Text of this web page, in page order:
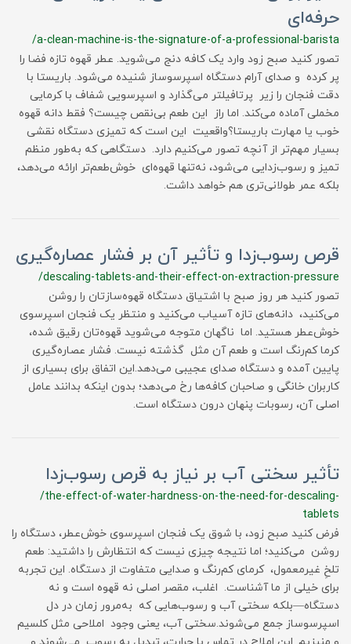
حرفه‌ای
/a-clean-machine-is-the-signature-of-a-professional-barista
​​​​تصور کنید صبح زود وارد یک کافه دنج می‌شوید. عطر قهوه تازه فضا را
پر کرده و صدای آرام دستگاه اسپرسوساز شنیده می‌شود. باریستا با
دقت فنجان را زیر پرتافیلتر می‌گذارد و اسپرسویی شفاف با کرمایی
مخملی آماده می‌کند. اما راز این طعم بی‌نقص چیست؟ فقط دانه قهوه
خوب یا مهارت باریستا؟واقعیت این است که تمیزی دستگاه نقشی
بسیار مهم‌تر از آنچه تصور می‌کنیم دارد. دستگاهی که به‌طور منظم
تمیز و رسوب‌زدایی می‌شود، نه‌تنها قهوه‌ای خوش‌طعم‌تر ارائه می‌دهد،
بلکه عمر طولانی‌تری هم خواهد داشت.
قرص رسوب‌زدا و تأثیر آن بر فشار عصاره‌گیری
/descaling-tablets-and-their-effect-on-extraction-pressure
تصور کنید هر روز صبح با اشتیاق دستگاه قهوه‌سازتان را روشن
می‌کنید، دانه‌های تازه آسیاب می‌کنید و منتظر یک فنجان اسپرسوی
خوش‌عطر هستید. اما ناگهان متوجه می‌شوید قهوه‌تان رقیق شده،
کرما کم‌رنگ است و طعم آن مثل گذشته نیست. فشار عصاره‌گیری
پایین آمده و دستگاه صدای عجیبی می‌دهد.این اتفاق برای بسیاری از
کاربران خانگی و صاحبان کافه‌ها رخ می‌دهد؛ بدون اینکه بدانند عامل
اصلی آن، رسوبات پنهان درون دستگاه است.
تأثیر سختی آب بر نیاز به قرص رسوب‌زدا
/the-effect-of-water-hardness-on-the-need-for-descaling-
tablets
فرض کنید صبح زود، با شوق یک فنجان اسپرسوی خوش‌عطر، دستگاه را
روشن می‌کنید؛ اما نتیجه چیزی نیست که انتظارش را داشتید: طعم
تلخِ غیرمعمول، کرمای کم‌رنگ و صدایی متفاوت از دستگاه. این تجربه
برای خیلی از ما آشناست. اغلب، مقصر اصلی نه قهوه است و نه
دستگاه—بلکه سختی آب و رسوب‌هایی که به‌مرور زمان در دل
اسپرسوساز جمع می‌شوند.سختی آب، یعنی وجود املاحی مثل کلسیم